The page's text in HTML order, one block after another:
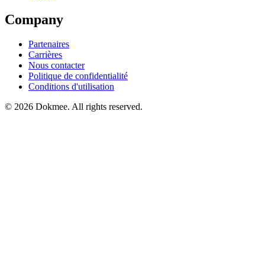
Company
Partenaires
Carrières
Nous contacter
Politique de confidentialité
Conditions d'utilisation
© 2026 Dokmee. All rights reserved.